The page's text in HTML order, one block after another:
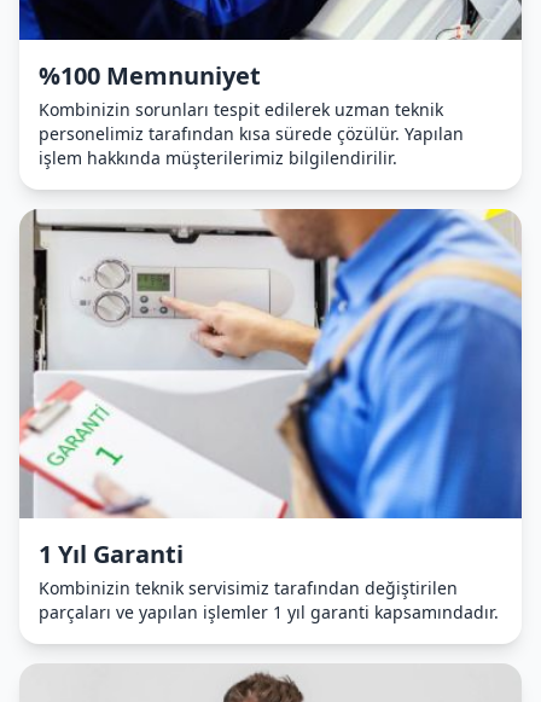
%100 Memnuniyet
Kombinizin sorunları tespit edilerek uzman teknik
personelimiz tarafından kısa sürede çözülür. Yapılan
işlem hakkında müşterilerimiz bilgilendirilir.
1 Yıl Garanti
Kombinizin teknik servisimiz tarafından değiştirilen
parçaları ve yapılan işlemler 1 yıl garanti kapsamındadır.